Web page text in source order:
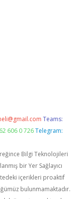
Teams:
606 0 726 Telegram:
Bilgi Teknolojileri
bir Yer Sağlayıcı
içerikleri proaktif
bulunmamaktadır.